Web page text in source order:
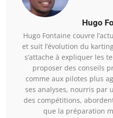
Hugo
Hugo Fontaine couvre
et suit l’évolution du
s’attache à expliquer les
proposer des conseils
comme aux pilotes plus
ses analyses, nourris par
des compétitions,
que la préparation